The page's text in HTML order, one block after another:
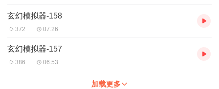
玄幻模拟器-158
372 07:26
玄幻模拟器-157
386 06:53
加载更多